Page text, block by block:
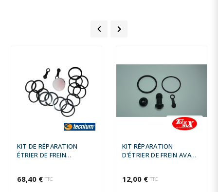
DUCATI 904 +
DUCATI 937 +
DUCATI 955 +
DUCATI 992 +
DUCATI 998 +
 
KIT DE RÉPARATION
ÉTRIER DE FREIN
68,40 € TTC
KIT RÉPARATION
D'ÉTRIER DE FREIN AVANT
12,00 € TTC